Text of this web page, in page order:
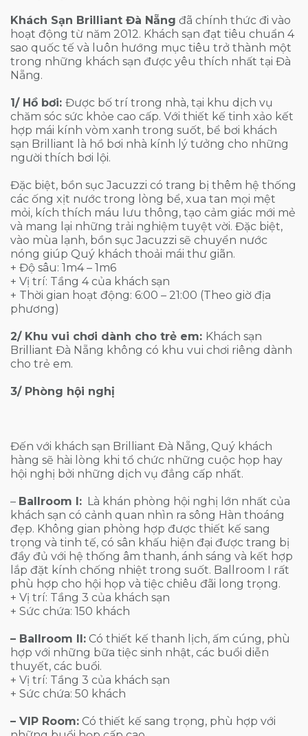
Khách Sạn Brilliant Đà Nẵng đã chính thức đi vào
hoạt động từ năm 2012. Khách sạn đạt tiêu chuẩn 4
sao quốc tế và luôn hướng mục tiêu trở thành một
trong những khách sạn được yêu thích nhất tại Đà
Nẵng.
1/ Hồ bơi: Được bố trí trong nhà, tại khu dịch vụ
chăm sóc sức khỏe cao cấp. Với thiết kế tinh xảo kết
hợp mái kính vòm xanh trong suốt, bể bơi khách
sạn Brilliant là hồ bơi nhà kính lý tưởng cho những
người thích bơi lội.
Đặc biệt, bồn sục Jacuzzi có trang bị thêm hệ thống
các ống xịt nước trong lòng bể, xua tan mọi mệt
mỏi, kích thích máu lưu thông, tạo cảm giác mới mẻ
và mang lại những trải nghiệm tuyệt vời. Đặc biệt,
vào mùa lạnh, bồn sục Jacuzzi sẽ chuyển nước
nóng giúp Quý khách thoải mái thư giãn.
+ Độ sâu: 1m4 – 1m6
+ Vị trí: Tầng 4 của khách sạn
+ Thời gian hoạt động: 6:00 – 21:00 (Theo giờ địa
phương)
2/ Khu vui chơi dành cho trẻ em: Khách sạn
Brilliant Đà Nẵng không có khu vui chơi riêng dành
cho trẻ em.
3/ Phòng hội nghị
Đến với khách sạn Brilliant Đà Nẵng, Quý khách
hàng sẽ hài lòng khi tổ chức những cuộc họp hay
hội nghị bởi những dịch vụ đẳng cấp nhất.
– Ballroom I: Là khán phòng hội nghị lớn nhất của
khách sạn có cảnh quan nhìn ra sông Hàn thoáng
đẹp. Không gian phòng hợp được thiết kế sang
trọng và tinh tế, có sân khấu hiện đại được trang bị
đầy đủ với hệ thống âm thanh, ánh sáng và kết hợp
lắp đặt kính chống nhiệt trong suốt. Ballroom I rất
phù hợp cho hội họp và tiệc chiêu đãi long trọng.
+ Vị trí: Tầng 3 của khách sạn
+ Sức chứa: 150 khách
– Ballroom II: Có thiết kế thanh lịch, ấm cúng, phù
hợp với những bữa tiệc sinh nhật, các buổi diễn
thuyết, các buổi.
+ Vị trí: Tầng 3 của khách sạn
+ Sức chứa: 50 khách
– VIP Room: Có thiết kế sang trọng, phù hợp với